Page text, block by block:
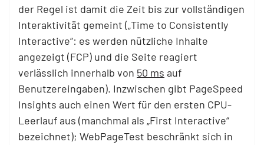
der Regel ist damit die Zeit bis zur vollständigen
Interaktivität gemeint („Time to Consistently
Interactive“: es werden nützliche Inhalte
angezeigt (FCP) und die Seite reagiert
verlässlich innerhalb von 50 ms auf
Benutzereingaben). Inzwischen gibt PageSpeed
Insights auch einen Wert für den ersten CPU-
Leerlauf aus (manchmal als „First Interactive“
bezeichnet); WebPageTest beschränkt sich in